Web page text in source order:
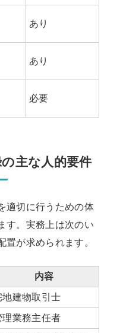
あり
あり
必要
主な人的要件
適切に行うための体
す。実務上は次のい
置が求められます。
内容
地建物取引士
理業務主任者